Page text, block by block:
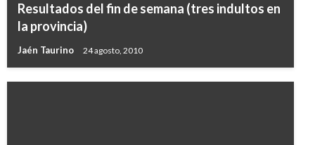
Resultados del fin de semana (tres indultos en
la provincia)
Jaén Taurino 24 agosto, 2010